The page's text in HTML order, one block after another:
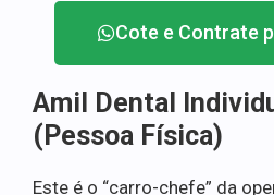
Cote e Contrate
Amil Dental
(Pessoa Física)
Este é o “carro-chefe” da